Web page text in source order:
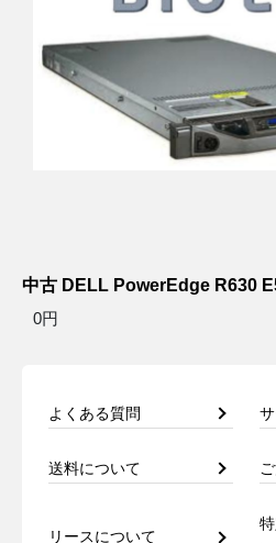
中古 DELL PowerEdge R630
0円
よくある質問
送料について
リースについて